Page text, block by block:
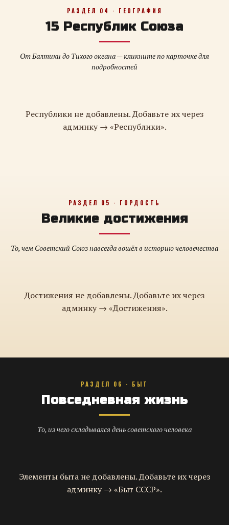
РАЗДЕЛ 04 · ГЕОГРАФИЯ
15 Республик Союза
От Балтики до Тихого океана — кликните по карточке для
подробностей
Республики не добавлены. Добавьте их через
админку → «Республики».
РАЗДЕЛ 05 · ГОРДОСТЬ
Великие достижения
То, чем Советский Союз навсегда вошёл в историю человечества
Достижения не добавлены. Добавьте их через
админку → «Достижения».
РАЗДЕЛ 06 · БЫТ
Повседневная жизнь
То, из чего складывался день советского человека
Элементы быта не добавлены. Добавьте их через
админку → «Быт СССР».